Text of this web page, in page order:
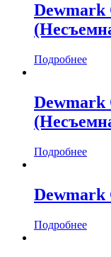
Dewmark
Подробнее
Dewmark
Подробнее
Dewmark
Подробнее